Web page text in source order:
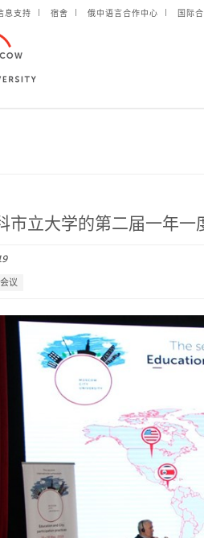
息支持 宿舍 俄中语言合作中心 国际
市立大学的第二届一年一
会议